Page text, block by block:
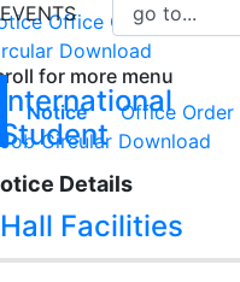
EVENTS
International
Student
Hall Facilities
Office Order Result
Download
for more menu
Notice
Office Order
Job Circular Download
Details